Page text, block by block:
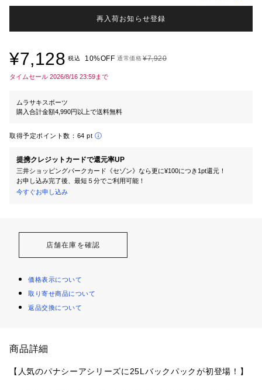
再入荷お知らせ登録
¥7,128 税込 10%OFF 通常価格¥7,920
タイムセール 2026/8/16 23:59まで
ムラサキスポーツ
購入合計金額4,990円以上で送料無料
取得予定ポイント数： 64 pt
提携クレジットカードで還元率UP
三井ショッピングパークカード《セゾン》なら更に¥100につき1pt還元！
お申し込み完了後、最短５分でご利用可能！
今すぐお申し込み
店舗在庫を確認
価格表示について
取り寄せ商品について
返品交換について
商品詳細
【人気のパナシーアシリーズに25Lバックパックが初登場！】